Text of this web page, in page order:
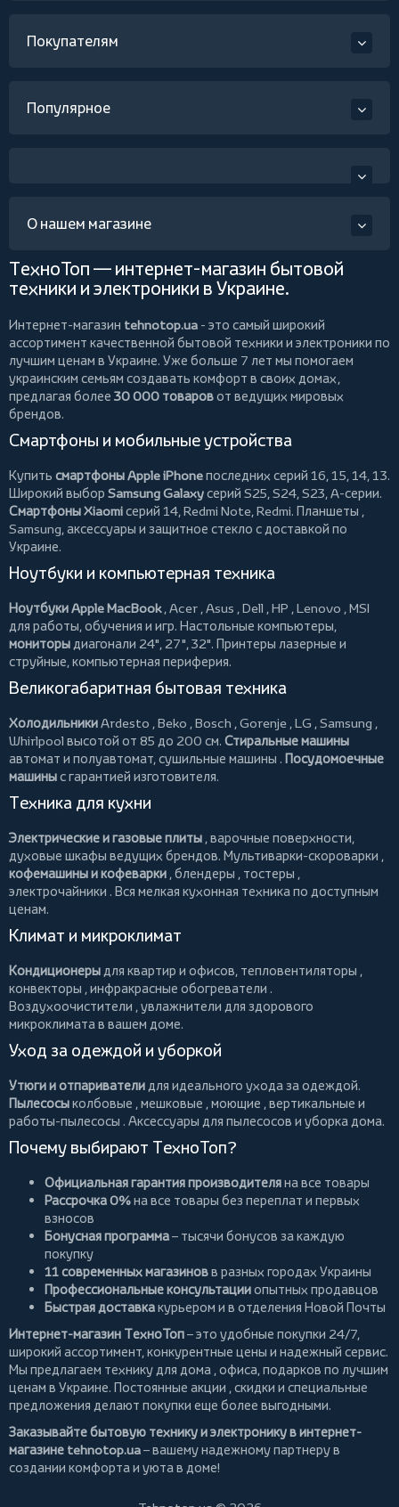
Покупателям
Популярное
О нашем магазине
ТехноТоп — интернет-магазин бытовой
техники и электроники в Украине.
Интернет-магазин tehnotop.ua - это самый широкий
ассортимент качественной бытовой техники и электроники по
лучшим ценам в Украине. Уже больше 7 лет мы помогаем
украинским семьям создавать комфорт в своих домах,
предлагая более 30 000 товаровот ведущих мировых
брендов.
Смартфоны и мобильные устройства
Купить смартфоны Apple iPhoneпоследних серий 16, 15, 14, 13.
Широкий выбор Samsung Galaxyсерий S25, S24, S23, A-серии.
Смартфоны Xiaomiсерий 14, Redmi Note, Redmi. Планшеты ,
Samsung, аксессуары и защитное стекло с доставкой по
Украине.
Ноутбуки и компьютерная техника
Ноутбуки Apple MacBook, Acer , Asus , Dell , HP , Lenovo , MSI
для работы, обучения и игр. Настольные компьютеры,
мониторы диагонали 24", 27", 32". Принтеры лазерные и
струйные, компьютерная периферия.
Великогабаритная бытовая техника
ХолодильникиArdesto , Beko , Bosch , Gorenje , LG , Samsung ,
Whirlpool высотой от 85 до 200 см. Стиральные машины
автомат и полуавтомат, сушильные машины . Посудомоечные
машиныс гарантией изготовителя.
Техника для кухни
Электрические и газовые плиты , варочные поверхности,
духовые шкафы ведущих брендов. Мультиварки-скороварки ,
кофемашины и кофеварки , блендеры , тостеры ,
электрочайники . Вся мелкая кухонная техника по доступным
ценам.
Климат и микроклимат
Кондиционеры для квартир и офисов, тепловентиляторы ,
конвекторы , инфракрасные обогреватели .
Воздухоочистители , увлажнители для здорового
микроклимата в вашем доме.
Уход за одеждой и уборкой
Утюги и отпариватели для идеального ухода за одеждой.
Пылесосыколбовые , мешковые , моющие , вертикальные и
работы-пылесосы . Аксессуары для пылесосов и уборка дома.
Почему выбирают ТехноТоп?
Официальная гарантия производителяна все товары
Рассрочка 0%на все товары без переплат и первых
взносов
Бонусная программа– тысячи бонусов за каждую
покупку
11 современных магазиновв разных городах Украины
Профессиональные консультацииопытных продавцов
Быстрая доставкакурьером и в отделения Новой Почты
Интернет-магазин ТехноТоп– это удобные покупки 24/7,
широкий ассортимент, конкурентные цены и надежный сервис.
Мы предлагаем технику для дома , офиса, подарков по лучшим
ценам в Украине. Постоянные акции , скидки и специальные
предложения делают покупки еще более выгодными.
Заказывайте бытовую технику и электронику в интернет-
магазине tehnotop.ua– вашему надежному партнеру в
создании комфорта и уюта в доме!